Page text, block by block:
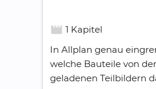
movie_creation 1 Kapitel
In Allplan genau
welche Bauteile von
geladenen Teilbildern